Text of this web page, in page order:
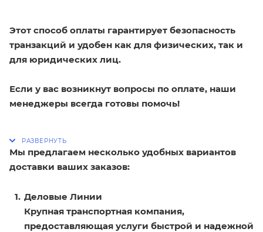
Этот способ оплаты гарантирует безопасность
транзакций и удобен как для физических, так и
для юридических лиц.
Если у вас возникнут вопросы по оплате, наши
менеджеры всегда готовы помочь!
Мы предлагаем несколько удобных вариантов
доставки ваших заказов:
Деловые Линии
Крупная транспортная компания,
предоставляющая услуги быстрой и надежной